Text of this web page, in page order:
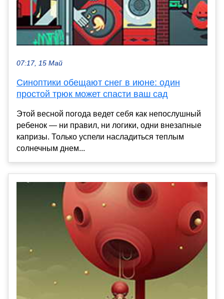
07:17, 15 Май
Синоптики обещают снег в июне: один
простой трюк может спасти ваш сад
Этой весной погода ведет себя как непослушный
ребенок — ни правил, ни логики, одни внезапные
капризы. Только успели насладиться теплым
солнечным днем...